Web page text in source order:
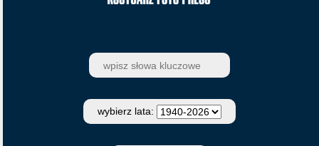
wybierz lata: